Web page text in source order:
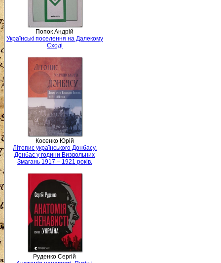
Попок Андрій
Українські поселення на Далекому
Сході
Косенко Юрій
Літопис українського Донбасу.
Донбас у години Визвольних
Змагань 1917 – 1921 років.
Руденко Сергій